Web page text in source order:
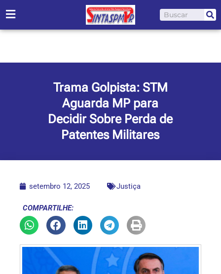
para
o
Pesquisar
Trama Golpista: STM
Aguarda MP para
Decidir Sobre Perda de
Patentes Militares
setembro 12, 2025 Justiça
COMPARTILHE: